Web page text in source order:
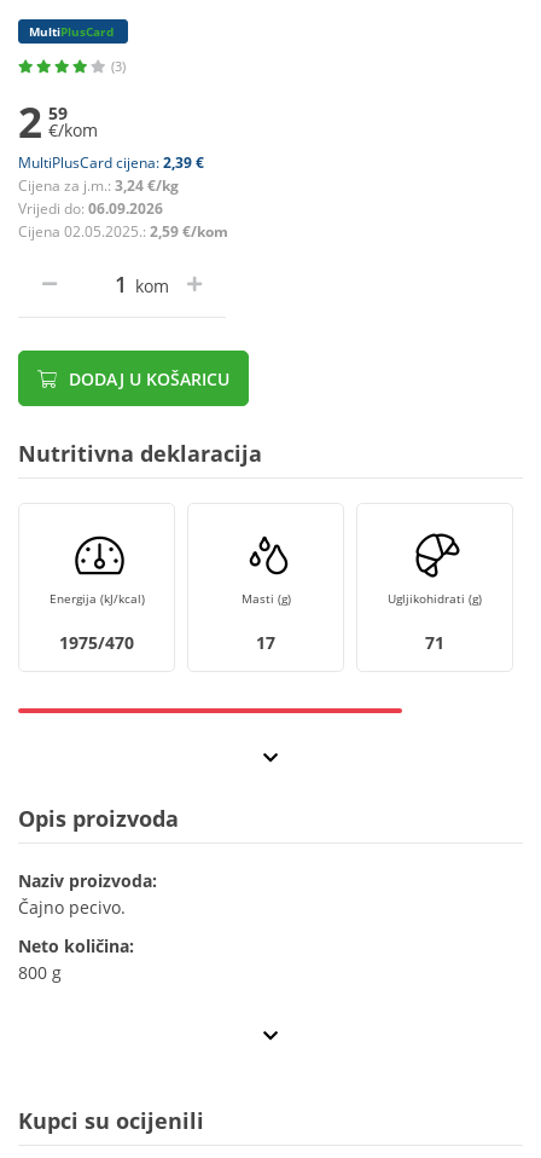
MultiPlusCard
(3)
2 59
€/kom
MultiPlusCard cijena:2,39 €
Cijena za j.m.: 3,24 €/kg
Vrijedi do: 06.09.2026
Cijena 02.05.2025.: 2,59 €/kom
kom
DODAJ U KOŠARICU
Nutritivna deklaracija
Energija (kJ/kcal)
1975/470
Masti (g)
17
Ugljikohidrati (g)
71
Opis proizvoda
Naziv proizvoda:
Čajno pecivo.
Neto količina:
800 g
Kupci su ocijenili